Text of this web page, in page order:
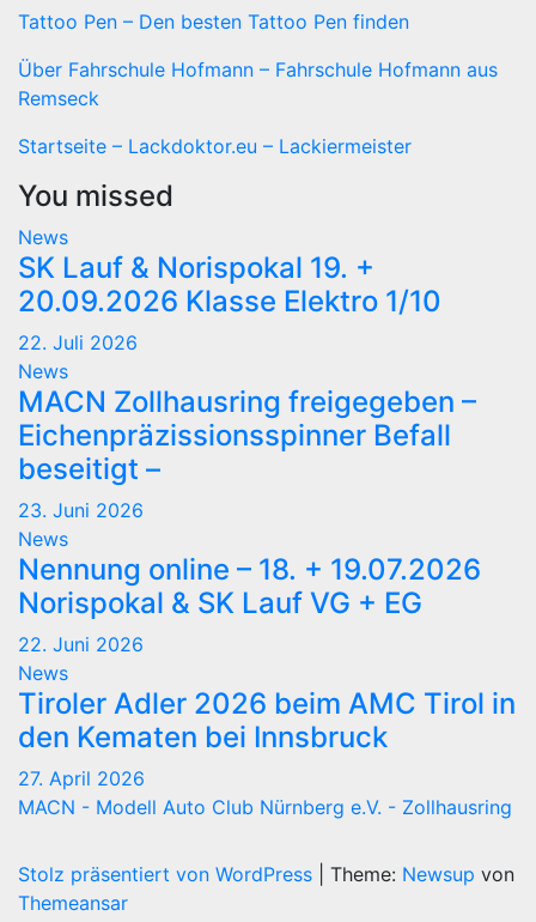
Tattoo Pen – Den besten Tattoo Pen finden
Über Fahrschule Hofmann – Fahrschule Hofmann aus
Remseck
Startseite – Lackdoktor.eu – Lackiermeister
You missed
News
SK Lauf & Norispokal 19. +
20.09.2026 Klasse Elektro 1/10
22. Juli 2026
News
MACN Zollhausring freigegeben –
Eichenpräzissionsspinner Befall
beseitigt –
23. Juni 2026
News
Nennung online – 18. + 19.07.2026
Norispokal & SK Lauf VG + EG
22. Juni 2026
News
Tiroler Adler 2026 beim AMC Tirol in
den Kematen bei Innsbruck
27. April 2026
MACN - Modell Auto Club Nürnberg e.V. - Zollhausring
Stolz präsentiert von WordPress Theme: Newsup von
Themeansar